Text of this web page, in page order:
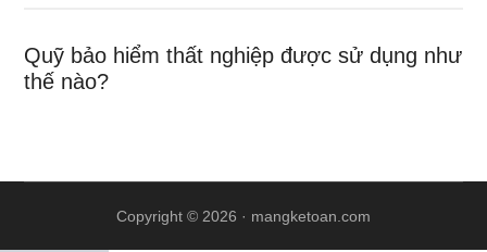
Quỹ bảo hiểm thất nghiệp được sử dụng như
thế nào?
Copyright © 2026 · mangketoan.com